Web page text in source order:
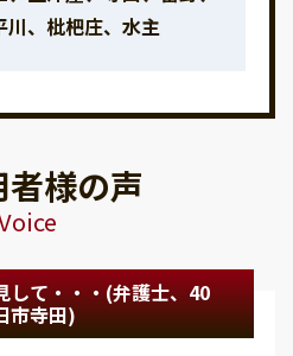
、枇杷庄、水主
者様の声
して・・・(弁護士、40
市寺田)